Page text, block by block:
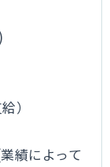
）
績によって